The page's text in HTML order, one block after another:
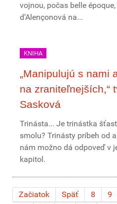
vojnou, počas belle
d’Alençonová na...
KNIHA
„Manipulujú s nami
na zraniteľnejších,“
Sasková
Trinásta... Je trinástka
smolu? Trinásty príbeh od
nám možno dá odpoveď v
kapitol.
Začiatok Späť 8 9